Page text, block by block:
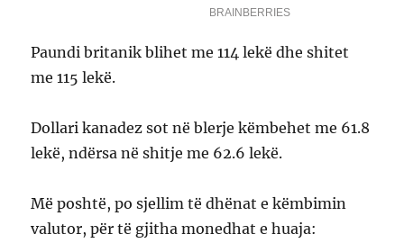
Paundi britanik blihet me 114 lekë dhe shitet
me 115 lekë.
Dollari kanadez sot në blerje këmbehet me 61.8
lekë, ndërsa në shitje me 62.6 lekë.
Më poshtë, po sjellim të dhënat e këmbimin
valutor, për të gjitha monedhat e huaja: